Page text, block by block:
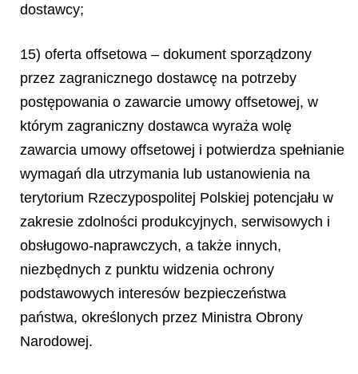
dostawcy;
15) oferta offsetowa – dokument sporządzony
przez zagranicznego dostawcę na potrzeby
postępowania o zawarcie umowy offsetowej, w
którym zagraniczny dostawca wyraża wolę
zawarcia umowy offsetowej i potwierdza spełnianie
wymagań dla utrzymania lub ustanowienia na
terytorium Rzeczypospolitej Polskiej potencjału w
zakresie zdolności produkcyjnych, serwisowych i
obsługowo-naprawczych, a także innych,
niezbędnych z punktu widzenia ochrony
podstawowych interesów bezpieczeństwa
państwa, określonych przez Ministra Obrony
Narodowej.